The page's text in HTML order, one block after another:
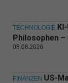
TECHNOLOGIE
Philosophen
08.08.2026
FINANZEN US-